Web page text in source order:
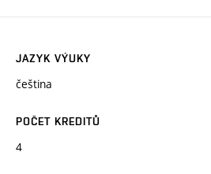
JAZYK VÝUKY
čeština
POČET KREDITŮ
4